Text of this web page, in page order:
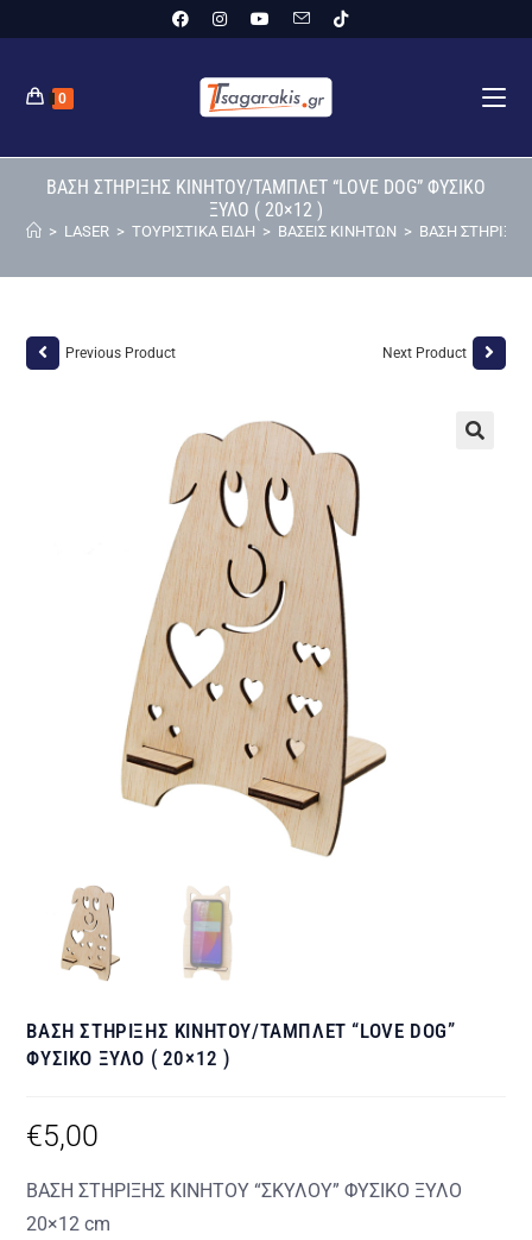
0
ΒΑΣΗ ΣΤΗΡΙΞΗΣ ΚΙΝΗΤΟΥ/ΤΑΜΠΛΕΤ “LOVE DOG” ΦΥΣΙΚΟ
ΞΥΛΟ ( 20×12 )
> LASER > ΤΟΥΡΙΣΤΙΚΑ ΕΙΔΗ > ΒΑΣΕΙΣ ΚΙΝΗΤΩΝ > ΒΑΣΗ
Previous Product Next Product
ΒΑΣΗ ΣΤΗΡΙΞΗΣ ΚΙΝΗΤΟΥ/ΤΑΜΠΛΕΤ “LOVE DOG”
ΦΥΣΙΚΟ ΞΥΛΟ ( 20×12 )
€5,00
ΒΑΣΗ ΣΤΗΡΙΞΗΣ ΚΙΝΗΤΟΥ “ΣΚΥΛΟΥ” ΦΥΣΙΚΟ ΞΥΛΟ
20×12 cm